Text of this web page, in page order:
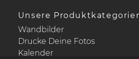
Unsere
Wandbilder
Drucke Deine Fotos
Kalender